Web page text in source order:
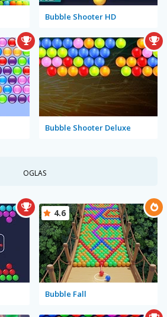
Bubble Shooter HD
Bubble Shooter Deluxe
OGLAS
Bubble Fall
4.6